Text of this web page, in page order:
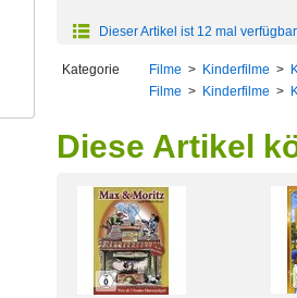
Dieser Artikel ist 12 mal verfügbar
Kategorie Filme > Kinderfilme >
Filme > Kinderfilme >
Diese Artikel